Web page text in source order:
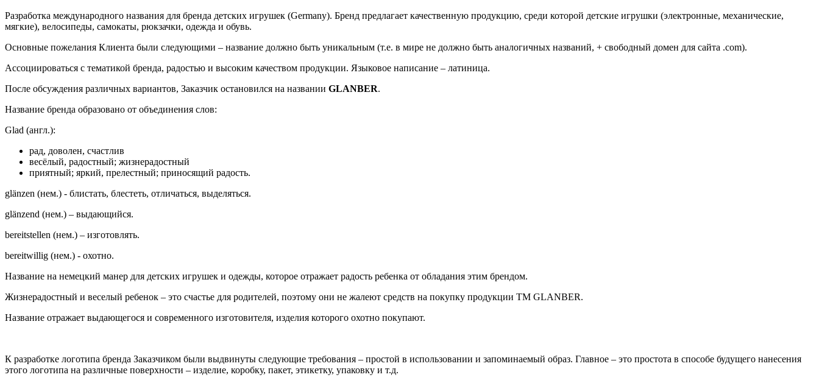
Разработка международного названия для бренда детских игрушек (Germany). Бренд предлагает качественную продукцию, среди которой детские игрушки (электронные, механические,
мягкие), велосипеды, самокаты, рюкзачки, одежда и обувь.
Основные пожелания Клиента были следующими – название должно быть уникальным (т.е. в мире не должно быть аналогичных названий, + свободный домен для сайта .com).
Ассоциироваться с тематикой бренда, радостью и высоким качеством продукции. Языковое написание – латиница.
После обсуждения различных вариантов, Заказчик остановился на названии GLANBER.
Название бренда образовано от объединения слов:
Glad (англ.):
рад, доволен, счастлив
весёлый, радостный; жизнерадостный
приятный; яркий, прелестный; приносящий радость.
glänzen (нем.) - блистать, блестеть, отличаться, выделяться.
glänzend (нем.) – выдающийся.
bereitstellen (нем.) – изготовлять.
bereitwillig (нем.) - охотно.
Название на немецкий манер для детских игрушек и одежды, которое отражает радость ребенка от обладания этим брендом.
Жизнерадостный и веселый ребенок – это счастье для родителей, поэтому они не жалеют средств на покупку продукции ТМ GLANBER.
Название отражает выдающегося и современного изготовителя, изделия которого охотно покупают.
К разработке логотипа бренда Заказчиком были выдвинуты следующие требования – простой в использовании и запоминаемый образ. Главное – это простота в способе будущего нанесения
этого логотипа на различные поверхности – изделие, коробку, пакет, этикетку, упаковку и т.д.